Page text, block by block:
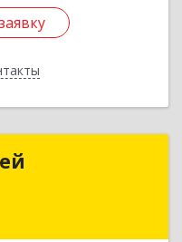
Алексей